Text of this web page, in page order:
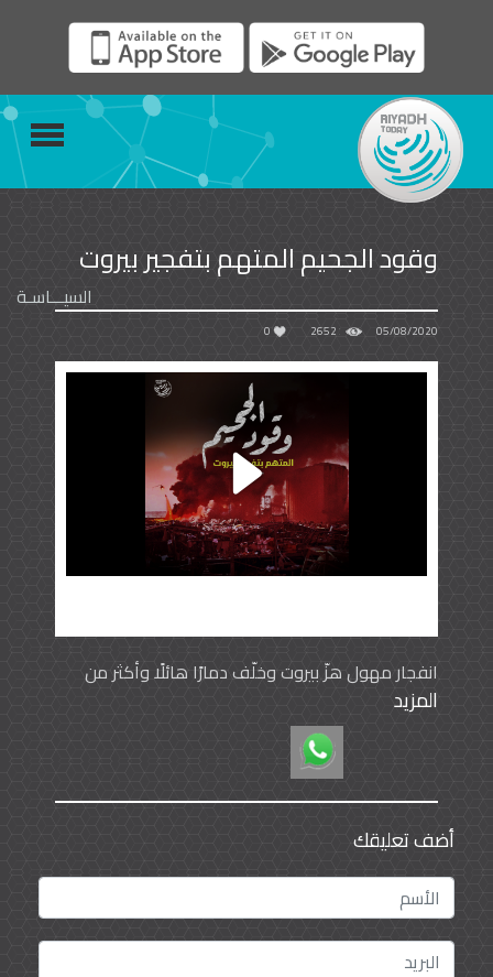
وقود الجحيم المتهم بتفجير بيروت
السيـــاسـة
05/08/2020
2652
0
Play
Video
انفجار مهول هزّ بيروت وخلّف دمارًا هائلًا وأكثر من
135 قتيلاً وقرابة 5 آلاف جريح حسب آخر الإحصاءات
الرسمية. الشواهد الأولية تُرجع سبب الانفجار إلى شحنة
من نترات الأمونيوم تقدّر بنحو 2750 طن قضت 6 سنوات
في مرفأ بيروت، بحسب محمد فهمي وزير الداخلية
اللبناني فما هذه المادة المتهمة بالانفجار؟
المزيد
أضف تعليقك